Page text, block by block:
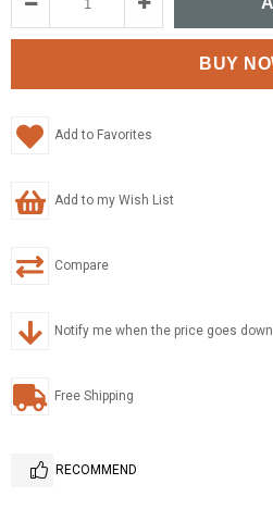
Add to Favorites
Add to my Wish List
Compare
Notify me when the price goes down
Free Shipping
RECOMMEND